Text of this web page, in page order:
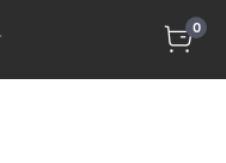
0